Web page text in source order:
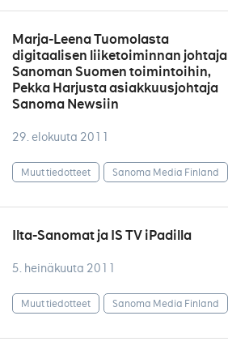
Marja-Leena Tuomolasta
digitaalisen liiketoiminnan johtaja
Sanoman Suomen toimintoihin,
Pekka Harjusta asiakkuusjohtaja
Sanoma Newsiin
29. elokuuta 2011
Muut tiedotteet Sanoma Media Finland
Ilta-Sanomat ja IS TV iPadilla
5. heinäkuuta 2011
Muut tiedotteet Sanoma Media Finland